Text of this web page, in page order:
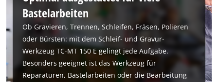
Bastelarbeiten
Ob Gravieren, Trennen, Schleifen, Fräsen, Polieren
oder Bürsten: mit dem Schleif- und Gravur-
Werkzeug TC-MT 150 E gelingt jede Aufgabe.
Besonders geeignet ist das Werkzeug für
Reparaturen, Bastelarbeiten oder die Bearbeitung